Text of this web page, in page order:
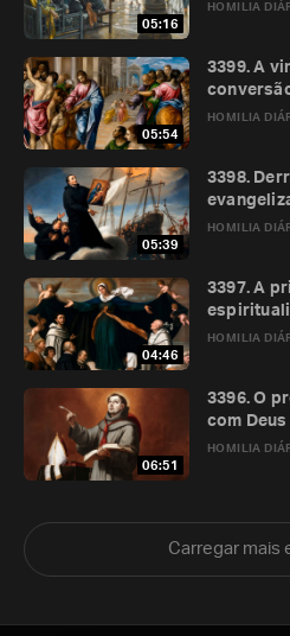
05:16
HOMILIA
05:54
HOMILIA
3399. A
05:39
HOMILIA
3398.
04:46
HOMILIA
3397. A
06:51
HOMILIA
3396. O
com Deus
Carregar mais